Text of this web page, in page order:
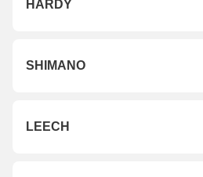
HARDY
SHIMANO
LEECH